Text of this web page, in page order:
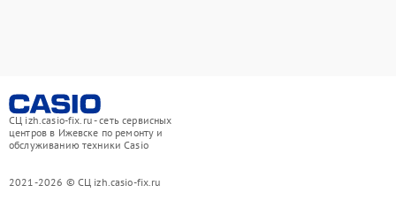
СЦ izh.casio-fix.ru - сеть сервисных
центров в Ижевске по ремонту и
обслуживанию техники Casio
2021-2026 © СЦ izh.casio-fix.ru